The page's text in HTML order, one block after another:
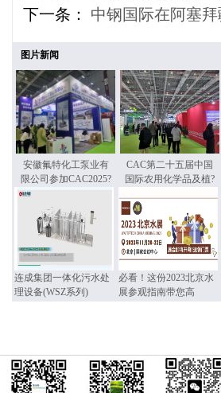
下一条：
中钢国际在阿塞
图片新闻
安徽氟特化工泵业有
限公司参加CAC2025?
CAC第二十五届中国
国际农用化学品及植?
连成集团一体化污水处
理设备(WSZ系列)
必看！这份2023北京水
展参观指南带您高